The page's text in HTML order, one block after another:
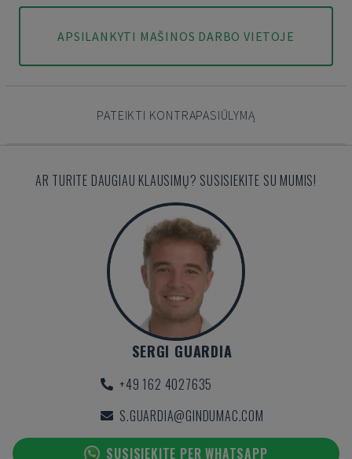
APSILANKYTI MAŠINOS DARBO VIETOJE
PATEIKTI KONTRAPASIŪLYMĄ
AR TURITE DAUGIAU KLAUSIMŲ? SUSISIEKITE SU MUMIS!
SERGI GUARDIA
+49 162 4027635
S.GUARDIA@GINDUMAC.COM
SUSISIEKITE PER WHATSAPP